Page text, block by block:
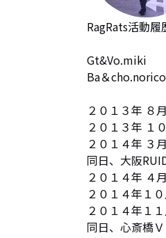
RagRats活動履
Gt&Vo.miki
Ba＆cho.norico
２０１３年 ８
２０１３年 １
２０１４年 ３
同日、大阪
２０１４年 ４
２０１４年１
２０１４年１
同日、心斎橋